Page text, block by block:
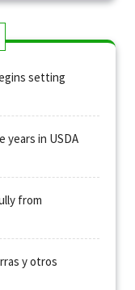
setting
years in USDA
from
y otros